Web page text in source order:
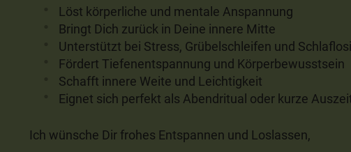
Löst körperliche und mentale Anspannung
Bringt Dich zurück in Deine innere Mitte
Unterstützt bei Stress, Grübelschleifen und
Fördert Tiefenentspannung und Körperbewusstsein
Schafft innere Weite und Leichtigkeit
Eignet sich perfekt als Abendritual oder kurze
Ich wünsche Dir frohes Entspannen und Loslassen,